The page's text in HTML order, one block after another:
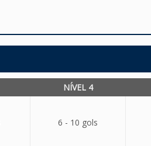
NÍVEL 4
6 - 10 gols